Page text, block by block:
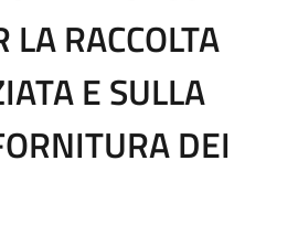
LA RACCOLTA
E SULLA
DEI